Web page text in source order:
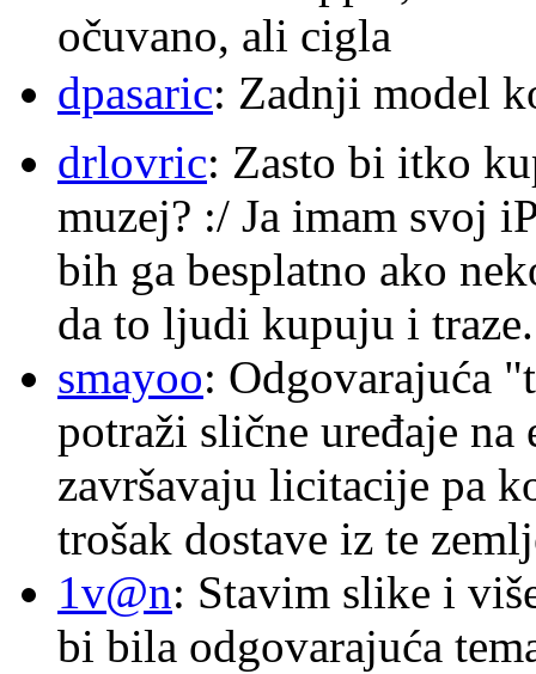
očuvano, ali cigla
dpasaric: Zadnji model
drlovric: Zasto bi itko
muzej? :/ Ja imam svoj
bih ga besplatno ako
da to ljudi kupuju i traze.
smayoo: Odgovarajuća
potraži slične uređaje
završavaju licitacije pa
trošak dostave iz te
1v@n: Stavim slike i
bi bila odgovarajuća